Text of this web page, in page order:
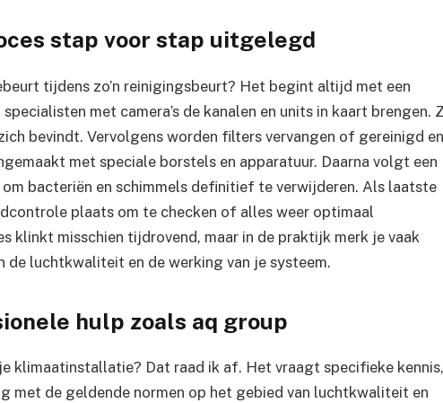
stap voor stap uitgelegd
tijdens zo’n reinigingsbeurt? Het begint altijd met een
met camera’s de kanalen en units in kaart brengen.
bevindt. Vervolgens worden filters vervangen of gereinigd
met speciale borstels en apparatuur. Daarna volgt een
bacteriën en schimmels definitief te verwijderen. Als laatste
plaats om te checken of alles weer optimaal
klinkt misschien tijdrovend, maar in de praktijk merk je vaak
de luchtkwaliteit en de werking van je systeem.
hulp zoals aq group
klimaatinstallatie? Dat raad ik af. Het vraagt specifieke
met de geldende normen op het gebied van luchtkwaliteit en